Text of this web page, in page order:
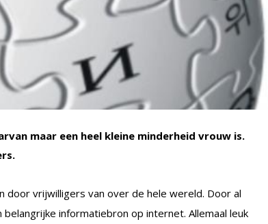
maar een heel kleine minderheid vrouw is.
door vrijwilligers van over de hele wereld. Door al
informatiebron op internet. Allemaal leuk